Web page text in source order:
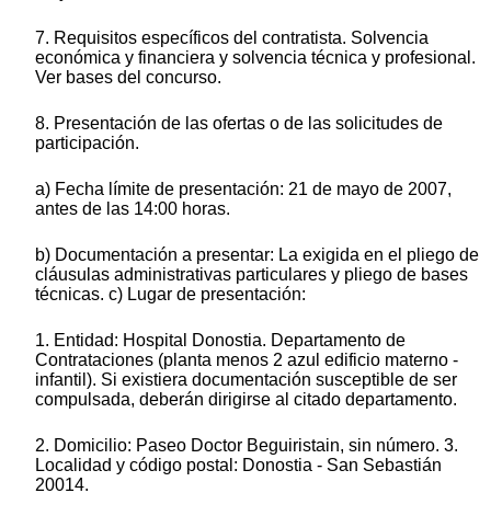
7. Requisitos específicos del contratista. Solvencia
económica y financiera y solvencia técnica y profesional.
Ver bases del concurso.
8. Presentación de las ofertas o de las solicitudes de
participación.
a) Fecha límite de presentación: 21 de mayo de 2007,
antes de las 14:00 horas.
b) Documentación a presentar: La exigida en el pliego de
cláusulas administrativas particulares y pliego de bases
técnicas. c) Lugar de presentación:
1. Entidad: Hospital Donostia. Departamento de
Contrataciones (planta menos 2 azul edificio materno -
infantil). Si existiera documentación susceptible de ser
compulsada, deberán dirigirse al citado departamento.
2. Domicilio: Paseo Doctor Beguiristain, sin número. 3.
Localidad y código postal: Donostia - San Sebastián
20014.